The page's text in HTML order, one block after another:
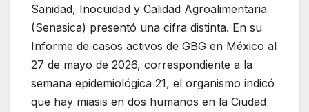
Sanidad, Inocuidad y Calidad Agroalimentaria
(Senasica) presentó una cifra distinta. En su
Informe de casos activos de GBG en México al
27 de mayo de 2026, correspondiente a la
semana epidemiológica 21, el organismo indicó
que hay miasis en dos humanos en la Ciudad